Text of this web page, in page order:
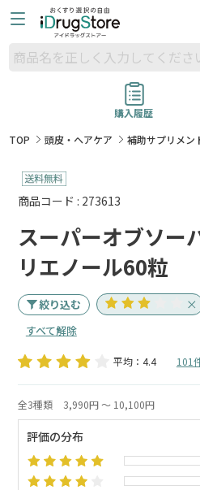
購入履歴
TOP
頭皮・ヘアケア 補助サプリメン
商品コード : 273613
スーパーオブソー
リエノール60粒
絞り込む
すべて解除
平均：4.4 101
全3種類 3,990円 ～ 10,100円
評価の分布